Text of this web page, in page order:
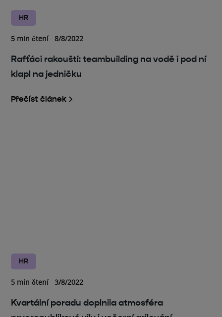
HR
5 min čtení 8/8/2022
Rafťáci rakouští: teambuilding na vodě i pod ní
klapl na jedničku
Přečíst článek
HR
5 min čtení 3/8/2022
Kvartální poradu doplnila atmosféra